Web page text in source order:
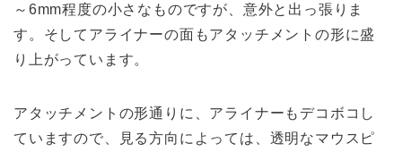
～6mm程度の小さなものですが、意外と出っ張りま
す。そしてアライナーの面もアタッチメントの形に盛
り上がっています。
アタッチメントの形通りに、アライナーもデコボコし
ていますので、見る方向によっては、透明なマウスピ